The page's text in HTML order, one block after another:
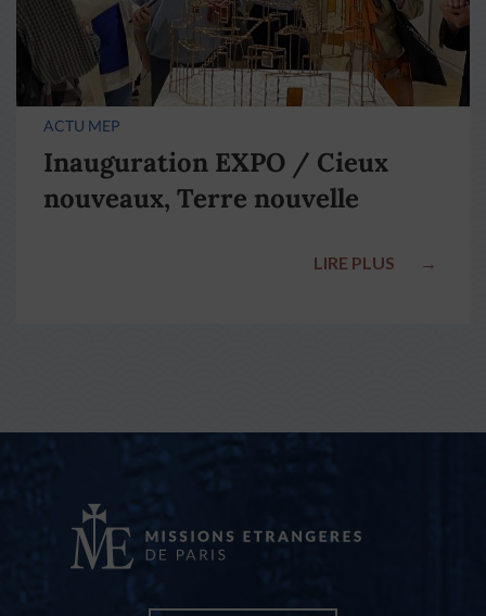
ACTU MEP
Inauguration EXPO / Cieux
nouveaux, Terre nouvelle
LIRE PLUS →